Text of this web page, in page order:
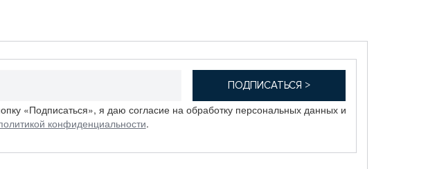
«Подписаться», я даю согласие на обработку персональных данных и
конфиденциальности.